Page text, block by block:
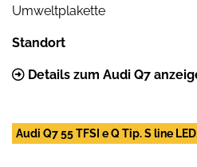
Umweltplakette
Standort
Details zum Audi Q7
Audi Q7 55 TFSI e Q Tip. S line